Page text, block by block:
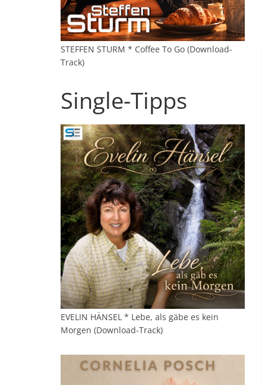
STEFFEN STURM * Coffee To Go (Download-
Track)
Single-Tipps
EVELIN HÄNSEL * Lebe, als gäbe es kein
Morgen (Download-Track)